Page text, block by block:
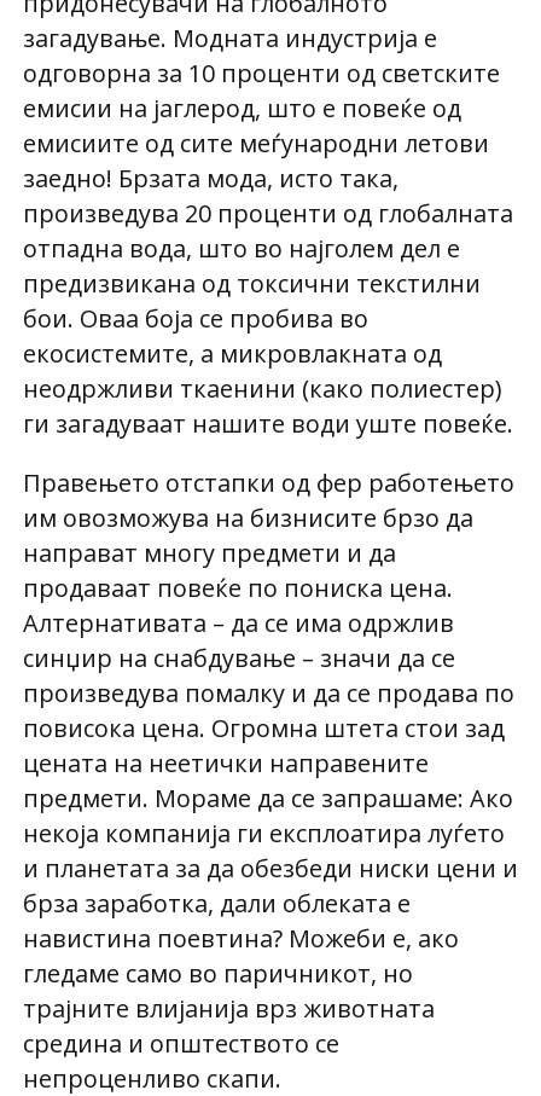
загадување. Модната индустрија е
одговорна за 10 проценти од светските
емисии на јаглерод, што е повеќе од
емисиите од сите меѓународни летови
заедно! Брзата мода, исто така,
произведува 20 проценти од глобалната
отпадна вода, што во најголем дел е
предизвикана од токсични текстилни
бои. Оваа боја се пробива во
екосистемите, а микровлакната од
неодржливи ткаенини (како полиестер)
ги загадуваат нашите води уште повеќе.
Правењето отстапки од фер работењето
им овозможува на бизнисите брзо да
направат многу предмети и да
продаваат повеќе по пониска цена.
Алтернативата – да се има одржлив
синџир на снабдување – значи да се
произведува помалку и да се продава по
повисока цена. Огромна штета стои зад
цената на неетички направените
предмети. Мораме да се запрашаме: Ако
некоја компанија ги експлоатира луѓето
и планетата за да обезбеди ниски цени и
брза заработка, дали облеката е
навистина поевтина? Можеби е, ако
гледаме само во паричникот, но
трајните влијанија врз животната
средина и општеството се
непроценливо скапи.